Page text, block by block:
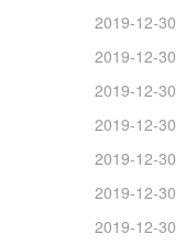
2019-12-30
2019-12-30
2019-12-30
2019-12-30
2019-12-30
2019-12-30
2019-12-30